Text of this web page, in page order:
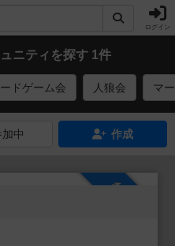
ログイン
ニティを探す 1件
ドゲーム会 人狼会 マ
加中 作成